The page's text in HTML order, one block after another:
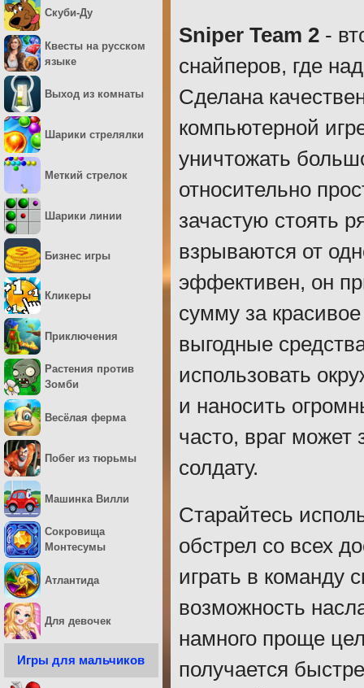
Sniper Team 2 -
снайперов, где
Сделана
компьютерной
уничтожать
относительно
зачастую стоять
взрываются от
эффективен, он
сумму за
выгодные
использовать
и наносить
часто, враг может
солдату.
Старайтесь
обстрел со всех
играть в команду
возможность
намного проще
получается
Скуби-Ду
Квесты на русском
языке
Выход из комнаты
Шарики стрелялки
Меткий стрелок
Шарики линии
Бизнес игры
Кликеры
Приключения
Растения против
Зомби
Весёлая ферма
Побег из тюрьмы
Машинка Вилли
Сокровища
Монтесумы
Атлантида
Для девочек
Игры для мальчиков